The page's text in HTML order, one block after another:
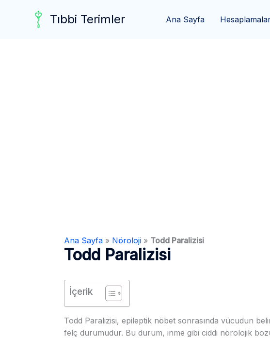
Tıbbi Terimler Ana Sayfa
Ana Sayfa » Nöroloji » Todd Paralizisi
Todd Paralizisi
İçerik
Todd Paralizisi, epileptik nöbet sonrasında vücudun
felç durumudur. Bu durum, inme gibi ciddi nörolojik